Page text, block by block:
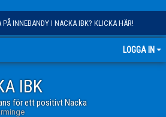
PÅ INNEBANDY I NACKA IBK? KLICKA HÄR!
LOGGA IN
IBK
för ett positivt Nacka